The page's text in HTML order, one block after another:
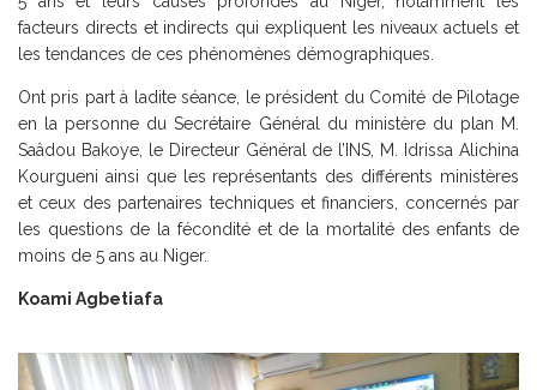
facteurs directs et indirects qui expliquent les niveaux actuels et
les tendances de ces phénomènes démographiques.
Ont pris part à ladite séance, le président du Comité de Pilotage
en la personne du Secrétaire Général du ministère du plan M.
Saâdou Bakoye, le Directeur Général de l’INS, M. Idrissa Alichina
Kourgueni ainsi que les représentants des différents ministères
et ceux des partenaires techniques et financiers, concernés par
les questions de la fécondité et de la mortalité des enfants de
moins de 5 ans au Niger.
Koami Agbetiafa